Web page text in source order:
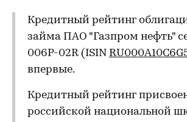
Кредитный рейтинг
займа ПАО "Газпром нефть"
006Р-02R (ISIN
впервые.
Кредитный рейтинг
российской национальной